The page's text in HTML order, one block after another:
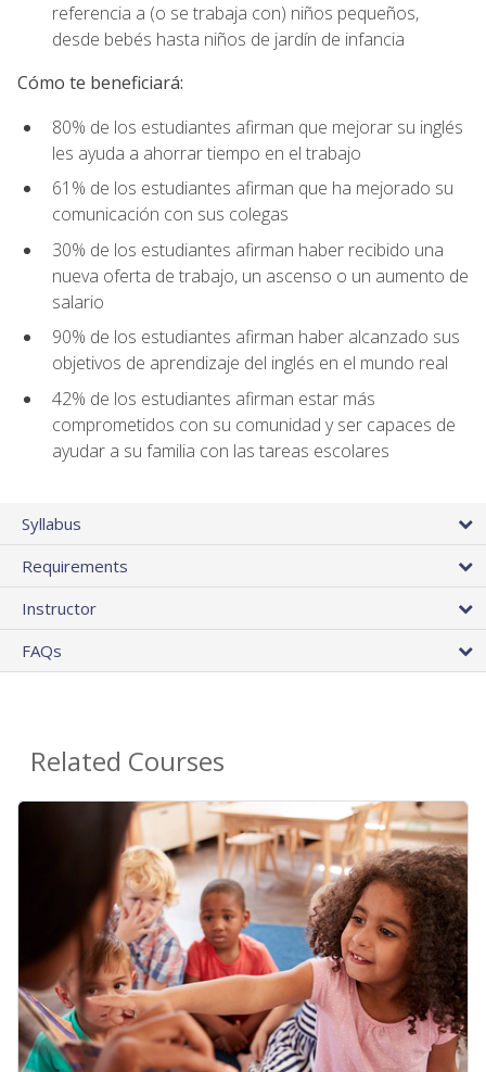
referencia a (o se trabaja con) niños pequeños,
desde bebés hasta niños de jardín de infancia
Cómo te beneficiará:
80% de los estudiantes afirman que mejorar su inglés
les ayuda a ahorrar tiempo en el trabajo
61% de los estudiantes afirman que ha mejorado su
comunicación con sus colegas
30% de los estudiantes afirman haber recibido una
nueva oferta de trabajo, un ascenso o un aumento de
salario
90% de los estudiantes afirman haber alcanzado sus
objetivos de aprendizaje del inglés en el mundo real
42% de los estudiantes afirman estar más
comprometidos con su comunidad y ser capaces de
ayudar a su familia con las tareas escolares
Syllabus
Requirements
Instructor
FAQs
Related Courses